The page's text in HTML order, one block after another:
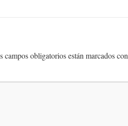
campos obligatorios están marcados con